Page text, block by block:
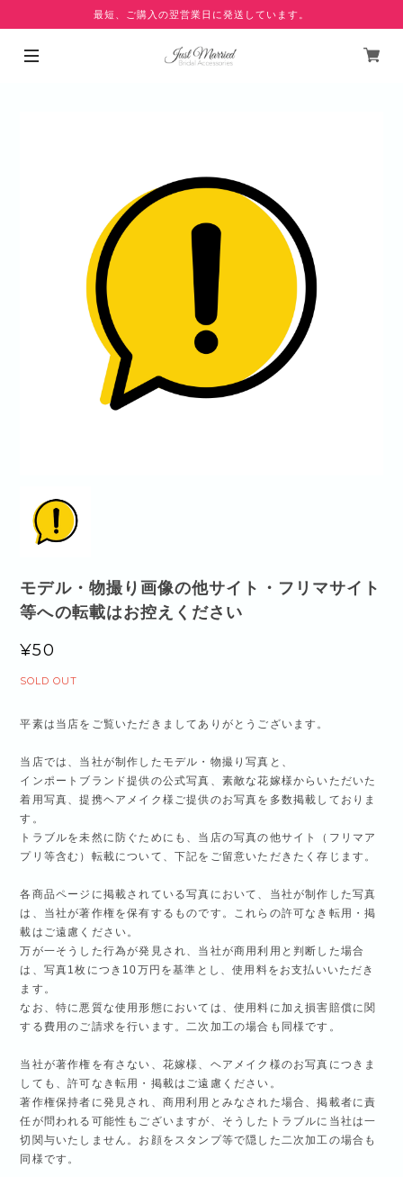
最短、ご購入の翌営業日に発送しています。
モデル・物撮り画像の他サイト・フリマサイト
等への転載はお控えください
¥50
SOLD OUT
平素は当店をご覧いただきましてありがとうございます。
当店では、当社が制作したモデル・物撮り写真と、
インポートブランド提供の公式写真、素敵な花嫁様からいただいた
着用写真、提携ヘアメイク様ご提供のお写真を多数掲載しておりま
す。
トラブルを未然に防ぐためにも、当店の写真の他サイト（フリマア
プリ等含む）転載について、下記をご留意いただきたく存じます。
各商品ページに掲載されている写真において、当社が制作した写真
は、当社が著作権を保有するものです。これらの許可なき転用・掲
載はご遠慮ください。
万が一そうした行為が発見され、当社が商用利用と判断した場合
は、写真1枚につき10万円を基準とし、使用料をお支払いいただき
ます。
なお、特に悪質な使用形態においては、使用料に加え損害賠償に関
する費用のご請求を行います。二次加工の場合も同様です。
当社が著作権を有さない、花嫁様、ヘアメイク様のお写真につきま
しても、許可なき転用・掲載はご遠慮ください。
著作権保持者に発見され、商用利用とみなされた場合、掲載者に責
任が問われる可能性もございますが、そうしたトラブルに当社は一
切関与いたしません。お顔をスタンプ等で隠した二次加工の場合も
同様です。